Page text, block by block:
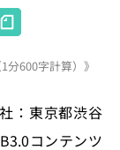
分600字計算）》
：東京都渋谷
コンテンツ